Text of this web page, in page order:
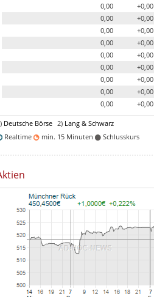
0,00
+0,00
0,00
+0,00
0,00
+0,00
0,00
+0,00
0,00
+0,00
0,00
+0,00
0,00
+0,00
0,00
+0,00
0,00
+0,00
Deutsche Börse 2) Lang & Schwarz
Realtime
min. 15 Minuten Schlusskurs